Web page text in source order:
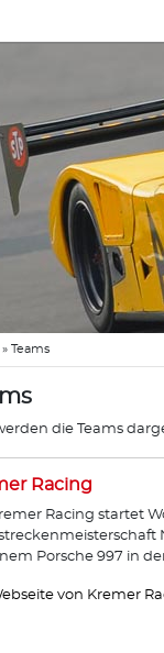
» Teams
die Teams
Racing
Racing startet
Porsche 997 in der
von Kremer